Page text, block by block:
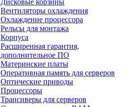
Дисковые корзины
Вентиляторы охлаждения
Охлаждение процессора
Рельсы для монтажа
Корпуса
Расширенная гарантия,
дополнительное ПО
Материнские платы
Оперативная память для серверов
Оптические приводы
Процессоры
Трансиверы для серверов